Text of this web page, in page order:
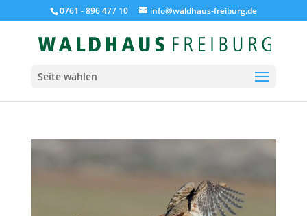
0761 - 896 477 10 info@waldhaus-freiburg.de
Seite wählen